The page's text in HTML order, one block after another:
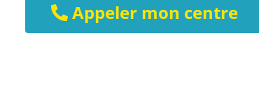
Appeler mon centre